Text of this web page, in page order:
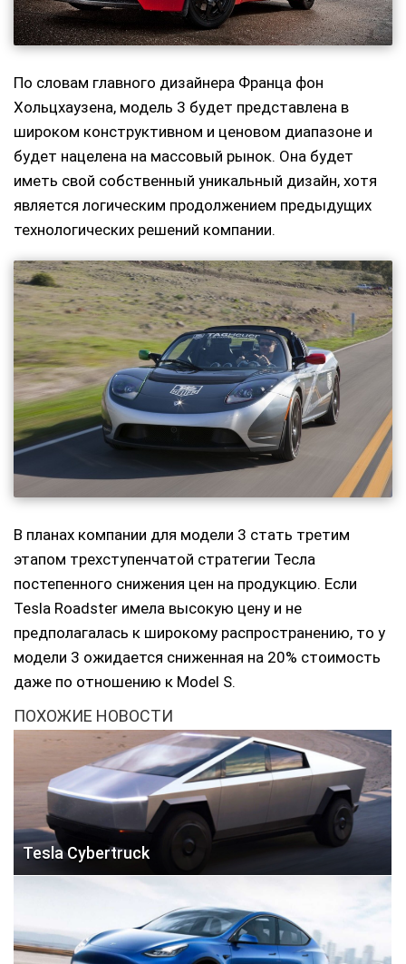
По словам главного дизайнера Франца фон
Хольцхаузена, модель 3 будет представлена в
широком конструктивном и ценовом диапазоне и
будет нацелена на массовый рынок. Она будет
иметь свой собственный уникальный дизайн, хотя
является логическим продолжением предыдущих
технологических решений компании.
В планах компании для модели 3 стать третим
этапом трехступенчатой стратегии Тесла
постепенного снижения цен на продукцию. Если
Tesla Roadster имела высокую цену и не
предполагалась к широкому распространению, то у
модели 3 ожидается сниженная на 20% стоимость
даже по отношению к Model S.
ПОХОЖИЕ НОВОСТИ
Tesla Cybertruck